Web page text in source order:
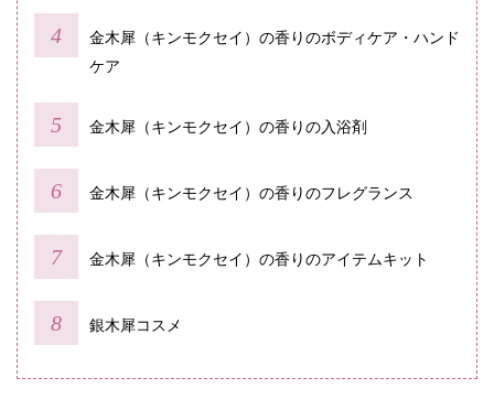
金木犀（キンモクセイ）の香りのボディケア・ハンド
ケア
金木犀（キンモクセイ）の香りの入浴剤
金木犀（キンモクセイ）の香りのフレグランス
金木犀（キンモクセイ）の香りのアイテムキット
銀木犀コスメ